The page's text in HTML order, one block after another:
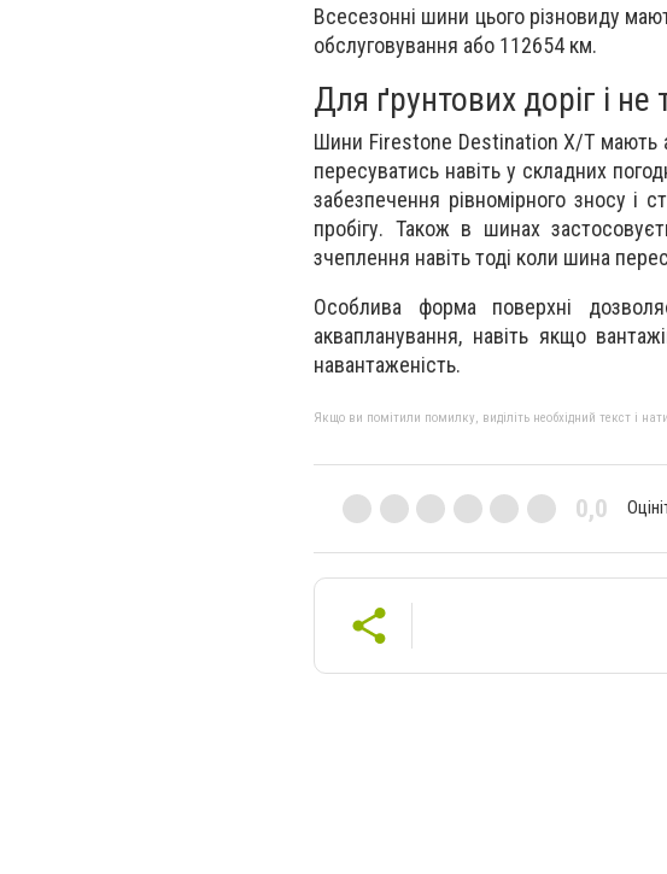
Всесезонні шини цього різновиду
обслуговування або 112654 км.
Для ґрунтових доріг і
Шини Firestone Destination X/T мають
пересуватись навіть у складних
забезпечення рівномірного зносу і
пробігу. Також в шинах
зчеплення навіть тоді коли шина
Особлива форма поверхні
аквапланування, навіть якщо
навантаженість.
Якщо ви помітили помилку, виділіть необхідний текст і
0,0